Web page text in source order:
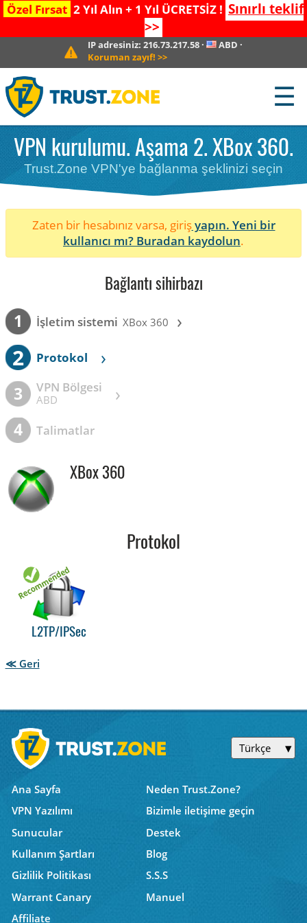
Özel Fırsat 2 Yıl Alın + 1 Yıl ÜCRETSİZ ! Sınırlı teklif
>>
IP adresiniz: 216.73.217.58· ABD ·
Koruman zayıf! >>
☰
VPN kurulumu. Aşama 2. XBox 360.
Trust.Zone VPN'ye bağlanma şeklinizi seçin
Zaten bir hesabınız varsa, girişyapın. Yeni bir
kullanıcı mı? Buradan kaydolun.
Bağlantı sihirbazı
1 İşletim sistemi XBox 360 ›
2 Protokol ›
3 VPN Bölgesi
ABD ›
4 Talimatlar
XBox 360
Protokol
L2TP/IPSec
≪ Geri
Türkçe
Ana Sayfa
Neden Trust.Zone?
VPN Yazılımı
Bizimle iletişime geçin
Sunucular
Destek
Kullanım Şartları
Blog
Gizlilik Politikası
S.S.S
Warrant Canary
Manuel
Affiliate